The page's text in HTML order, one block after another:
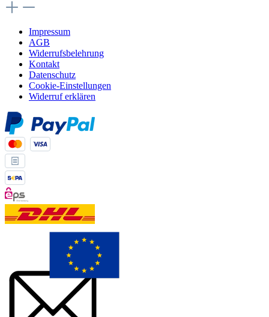
Impressum
AGB
Widerrufsbelehrung
Kontakt
Datenschutz
Cookie-Einstellungen
Widerruf erklären